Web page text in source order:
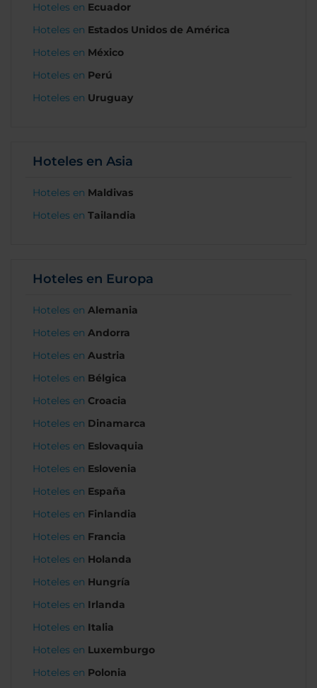
Hoteles en Ecuador
Hoteles en Estados Unidos de América
Hoteles en México
Hoteles en Perú
Hoteles en Uruguay
Hoteles en Asia
Hoteles en Maldivas
Hoteles en Tailandia
Hoteles en Europa
Hoteles en Alemania
Hoteles en Andorra
Hoteles en Austria
Hoteles en Bélgica
Hoteles en Croacia
Hoteles en Dinamarca
Hoteles en Eslovaquia
Hoteles en Eslovenia
Hoteles en España
Hoteles en Finlandia
Hoteles en Francia
Hoteles en Holanda
Hoteles en Hungría
Hoteles en Irlanda
Hoteles en Italia
Hoteles en Luxemburgo
Hoteles en Polonia